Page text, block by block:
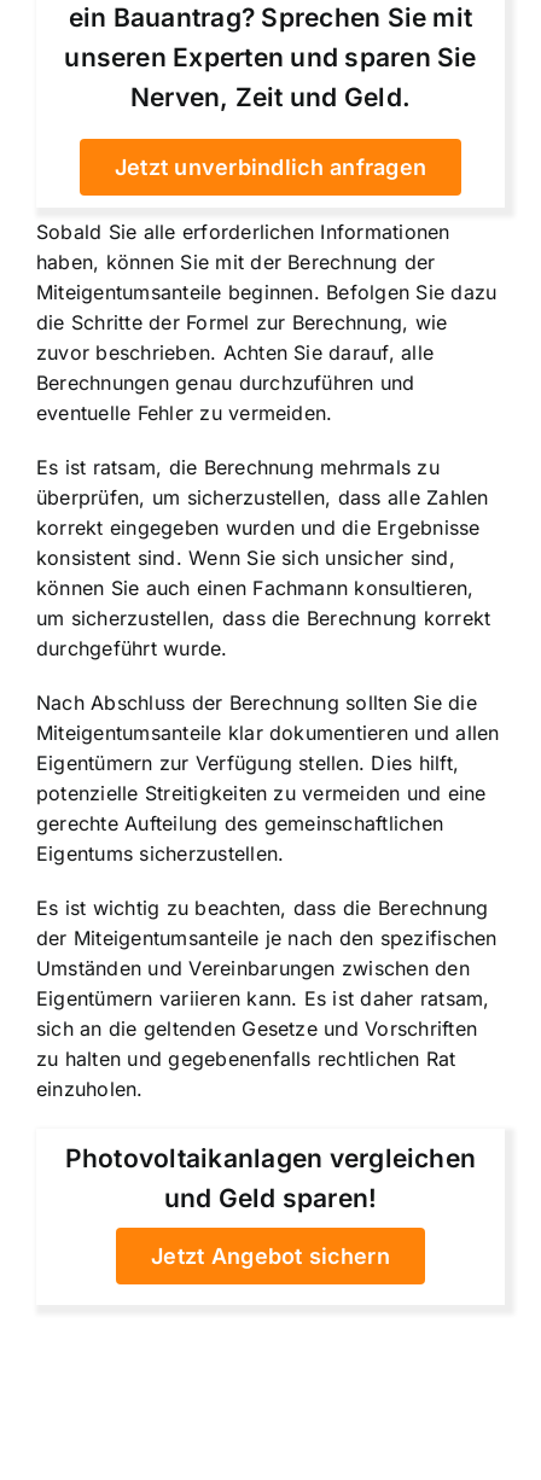
ein Bauantrag? Sprechen Sie mit
unseren Experten und sparen Sie
Nerven, Zeit und Geld.
Jetzt unverbindlich anfragen
Sobald Sie alle erforderlichen Informationen
haben, können Sie mit der Berechnung der
Miteigentumsanteile beginnen. Befolgen Sie dazu
die Schritte der Formel zur Berechnung, wie
zuvor beschrieben. Achten Sie darauf, alle
Berechnungen genau durchzuführen und
eventuelle Fehler zu vermeiden.
Es ist ratsam, die Berechnung mehrmals zu
überprüfen, um sicherzustellen, dass alle Zahlen
korrekt eingegeben wurden und die Ergebnisse
konsistent sind. Wenn Sie sich unsicher sind,
können Sie auch einen Fachmann konsultieren,
um sicherzustellen, dass die Berechnung korrekt
durchgeführt wurde.
Nach Abschluss der Berechnung sollten Sie die
Miteigentumsanteile klar dokumentieren und allen
Eigentümern zur Verfügung stellen. Dies hilft,
potenzielle Streitigkeiten zu vermeiden und eine
gerechte Aufteilung des gemeinschaftlichen
Eigentums sicherzustellen.
Es ist wichtig zu beachten, dass die Berechnung
der Miteigentumsanteile je nach den spezifischen
Umständen und Vereinbarungen zwischen den
Eigentümern variieren kann. Es ist daher ratsam,
sich an die geltenden Gesetze und Vorschriften
zu halten und gegebenenfalls rechtlichen Rat
einzuholen.
Photovoltaikanlagen vergleichen
und Geld sparen!
Jetzt Angebot sichern